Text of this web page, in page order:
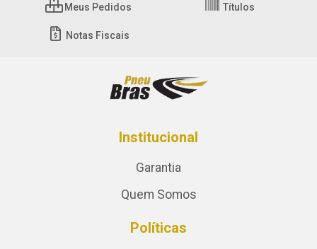
Meus Pedidos Títulos
Notas Fiscais
Institucional
Garantia
Quem Somos
Políticas